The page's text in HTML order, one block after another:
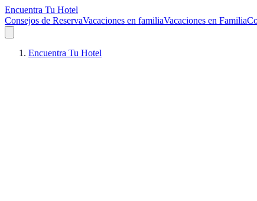
Encuentra Tu Hotel
Consejos de ReservaVacaciones en familiaVacaciones en Familia
Encuentra Tu Hotel